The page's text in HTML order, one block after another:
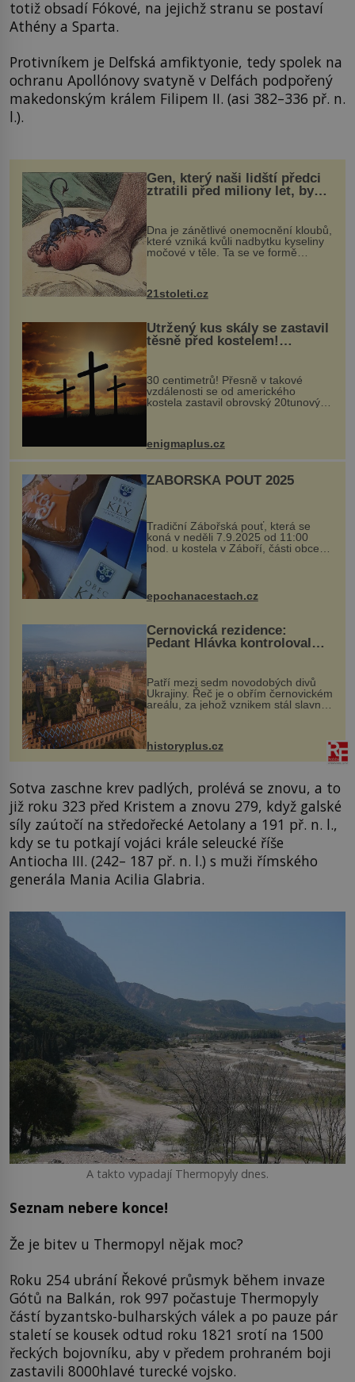
totiž obsadí Fókové, na jejichž stranu se postaví
Athény a Sparta.
Protivníkem je Delfská amfiktyonie, tedy spolek na
ochranu Apollónovy svatyně v Delfách podpořený
makedonským králem Filipem II. (asi 382–336 př. n.
l.).
Gen, který naši lidští předci
ztratili před miliony let, by
mohl pomoci s léčbou
„nemoci králů“
Dna je zánětlivé onemocnění kloubů,
které vzniká kvůli nadbytku kyseliny
močové v těle. Ta se ve formě
nohou, a způsobuje bole...
21stoleti.cz
Utržený kus skály se zastavil
těsně před kostelem!
Ochránila ho boží síla?
30 centimetrů! Přesně v takové
vzdálenosti se od amerického
kostela zastavil obrovský 20tunový
...
enigmaplus.cz
ZÁBOŘSKÁ POUŤ 2025
Tradiční Zábořská pouť, která se
koná v neděli 7.9.2025 od 11:00
hod. u kostela v Záboří, části obce
Kly u Mělníka. V programu naleznete
komentovanou prohlídku kostela,
epochanacestach.cz
Černovická rezidence:
Pedant Hlávka kontroloval
Patří mezi sedm novodobých divů
Ukrajiny. Řeč je o obřím černovickém
areálu, za jehož vznikem stál slavný
český architekt Josef Hlávka. Ten si
na něm dal mimořádně záležet. Jeho
historyplus.cz
Sotva zaschne krev padlých, prolévá se znovu, a to
již roku 323 před Kristem a znovu 279, když galské
síly zaútočí na středořecké Aetolany a 191 př. n. l.,
kdy se tu potkají vojáci krále seleucké říše
Antiocha III. (242– 187 př. n. l.) s muži římského
generála Mania Acilia Glabria.
A takto vypadají Thermopyly dnes.
Seznam nebere konce!
Že je bitev u Thermopyl nějak moc?
Roku 254 ubrání Řekové průsmyk během invaze
Gótů na Balkán, rok 997 počastuje Thermopyly
částí byzantsko-bulharských válek a po pauze pár
staletí se kousek odtud roku 1821 srotí na 1500
řeckých bojovníku, aby v předem prohraném boji
zastavili 8000hlavé turecké vojsko.